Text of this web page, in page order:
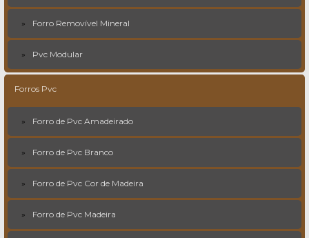
Forro Removível Mineral
Pvc Modular
Forros Pvc
Forro de Pvc Amadeirado
Forro de Pvc Branco
Forro de Pvc Cor de Madeira
Forro de Pvc Madeira